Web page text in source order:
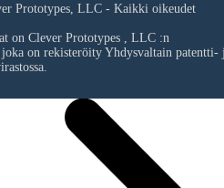
Prototypes, LLC - Kaikki oikeudet
on Clever Prototypes , LLC:n
on rekisteröity Yhdysvaltain patentti-